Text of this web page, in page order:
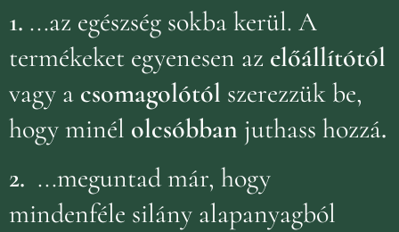
1. ...az egészség sokba kerül. A
termékeket egyenesen az előállítótól
vagy a csomagolótól szerezzük be,
hogy minél olcsóbban juthass hozzá.
2. ...meguntad már, hogy
mindenféle silány alapanyagból